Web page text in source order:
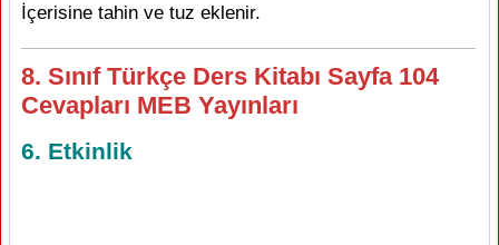
İçerisine tahin ve tuz eklenir.
8. Sınıf Türkçe Ders Kitabı Sayfa 104
Cevapları MEB Yayınları
6. Etkinlik